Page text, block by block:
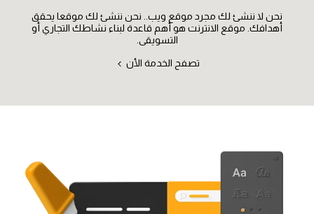
نحن لا ننشئ لك مجرد موقع ويب.. نحن ننشئ لك موقعا يحقق
أهدافك. موقع الانترنت هو أهم قاعدة لبناء نشاطك التجاري أو
التسويقي.
تصفح الخدمة الأن